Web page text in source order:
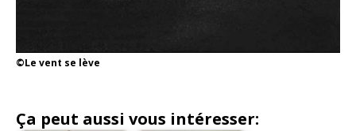
©Le vent se lève
Ça peut aussi vous intéresser: